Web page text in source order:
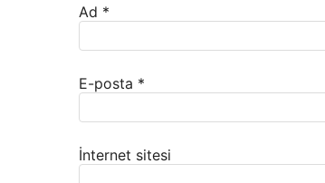
Ad *
E-posta *
İnternet sitesi